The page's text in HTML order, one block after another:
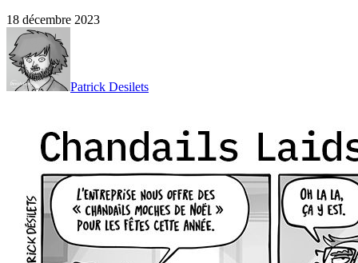
18 décembre 2023
Patrick Desilets